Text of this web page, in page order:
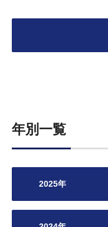
年別一覧
2025年